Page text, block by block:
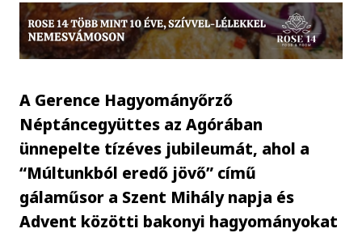
A Gerence Hagyományőrző
Néptáncegyüttes az Agórában
ünnepelte tízéves jubileumát, ahol a
“Múltunkból eredő jövő” című
gálaműsor a Szent Mihály napja és
Advent közötti bakonyi hagyományokat